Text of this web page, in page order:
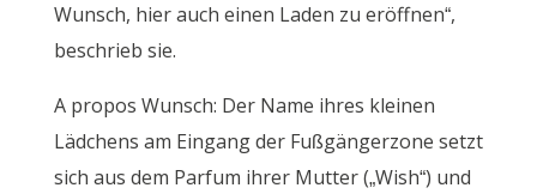
Wunsch, hier auch einen Laden zu eröffnen“,
beschrieb sie.
A propos Wunsch: Der Name ihres kleinen
Lädchens am Eingang der Fußgängerzone setzt
sich aus dem Parfum ihrer Mutter („Wish“) und